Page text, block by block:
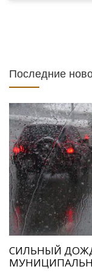
Последние
СИЛЬНЫЙ